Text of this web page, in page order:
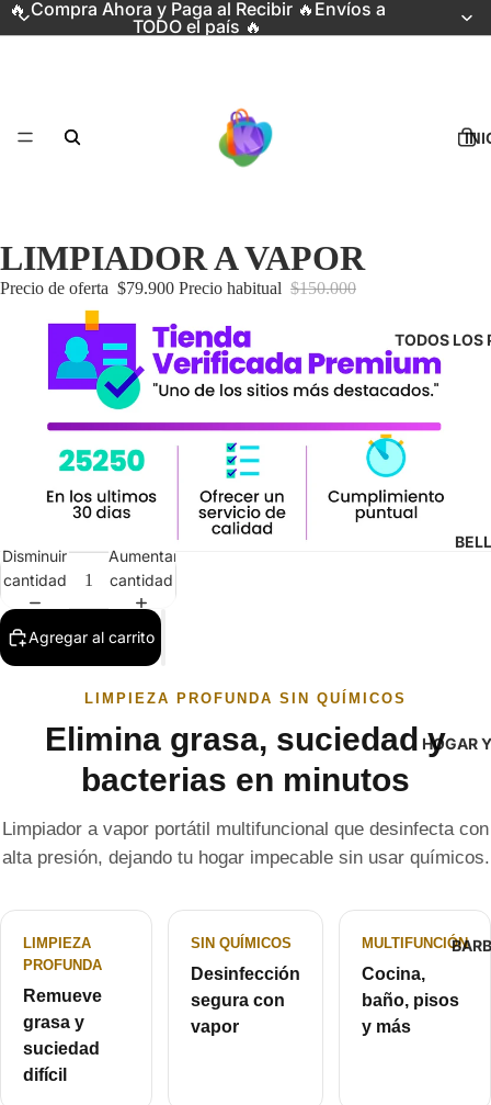
🔥 Compra Ahora y Paga al Recibir 🔥Envíos a
TODO el país 🔥
TODOS LOS
HOGAR
LIMPIADOR A VAPOR
Precio de oferta $79.900 Precio habitual $150.000
Disminuir
cantidad
Aumentar
cantidad
Agregar al carrito
LIMPIEZA PROFUNDA SIN QUÍMICOS
Elimina grasa, suciedad y
bacterias en minutos
Limpiador a vapor portátil multifuncional que desinfecta con
alta presión, dejando tu hogar impecable sin usar químicos.
LIMPIEZA
PROFUNDA
Remueve
grasa y
suciedad
difícil
SIN QUÍMICOS
Desinfección
segura con
vapor
MULTIFUNCIÓN
Cocina,
baño, pisos
y más